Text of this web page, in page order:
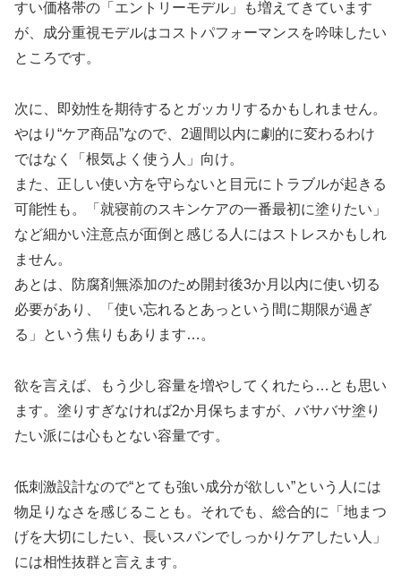
すい価格帯の「エントリーモデル」も増えてきています
が、成分重視モデルはコストパフォーマンスを吟味したい
ところです。
次に、即効性を期待するとガッカリするかもしれません。
やはり“ケア商品”なので、2週間以内に劇的に変わるわけ
ではなく「根気よく使う人」向け。
また、正しい使い方を守らないと目元にトラブルが起きる
可能性も。「就寝前のスキンケアの一番最初に塗りたい」
など細かい注意点が面倒と感じる人にはストレスかもしれ
ません。
あとは、防腐剤無添加のため開封後3か月以内に使い切る
必要があり、「使い忘れるとあっという間に期限が過ぎ
る」という焦りもあります…。
欲を言えば、もう少し容量を増やしてくれたら…とも思い
ます。塗りすぎなければ2か月保ちますが、バサバサ塗り
たい派には心もとない容量です。
低刺激設計なので“とても強い成分が欲しい”という人には
物足りなさを感じることも。それでも、総合的に「地まつ
げを大切にしたい、長いスパンでしっかりケアしたい人」
には相性抜群と言えます。